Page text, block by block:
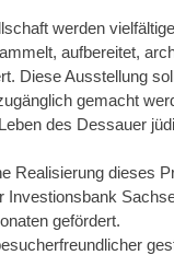
werden
aufbereitet,
Diese Ausstellung
gemacht
des Dessauer
Realisierung dieses
gefördert.